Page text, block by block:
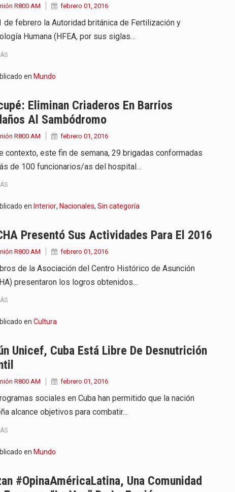
R800 AM febrero 01, 2016
de febrero la Autoridad británica de Fertilización y
Humana (HFEA, por sus siglas…
en Mundo
Eliminan Criaderos En Barrios
Al Sambódromo
R800 AM febrero 01, 2016
contexto, este fin de semana, 29 brigadas conformadas
de 100 funcionarios/as del hospital…
en Interior, Nacionales, Sin categoría
Presentó Sus Actividades Para El 2016
R800 AM febrero 01, 2016
de la Asociación del Centro Histórico de Asunción
presentaron los logros obtenidos…
en Cultura
Unicef, Cuba Está Libre De Desnutrición
R800 AM febrero 01, 2016
sociales en Cuba han permitido que la nación
alcance objetivos para combatir…
en Mundo
#OpinaAméricaLatina, Una Comunidad